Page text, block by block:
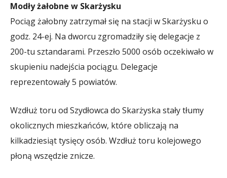
Modły żałobne w Skarżysku
Pociąg żałobny zatrzymał się na stacji w Skarżysku o
godz. 24-ej. Na dworcu zgromadziły się delegacje z
200-tu sztandarami. Przeszło 5000 osób oczekiwało w
skupieniu nadejścia pociągu. Delegacje
reprezentowały 5 powiatów.
Wzdłuż toru od Szydłowca do Skarżyska stały tłumy
okolicznych mieszkańców, które obliczają na
kilkadziesiąt tysięcy osób. Wzdłuż toru kolejowego
płoną wszędzie znicze.